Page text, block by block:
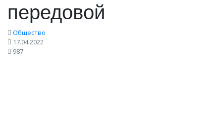
передовой
Общество
17.04.2022
987